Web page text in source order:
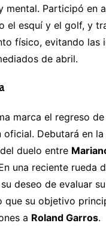
mental. Participó en
el esquí y el golf, y
físico, evitando las
de abril.
marca el regreso
oficial. Debutará en
duelo entre
una reciente rueda
deseo de evaluar
que su objetivo
a Roland Garros.